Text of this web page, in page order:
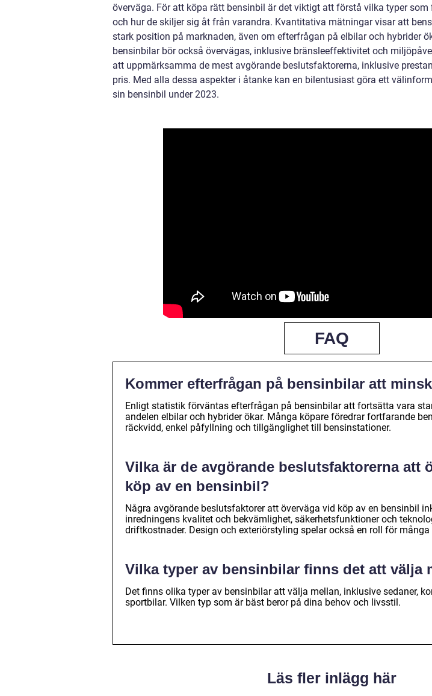
överväga. För att köpa rätt bensinbil är det viktigt att förstå vilka typer
och hur de skiljer sig åt från varandra. Kvantitativa mätningar visar att
stark position på marknaden, även om efterfrågan på elbilar och hybrider
bensinbilar bör också övervägas, inklusive bränsleeffektivitet och
att uppmärksamma de mest avgörande beslutsfaktorerna, inklusive
pris. Med alla dessa aspekter i åtanke kan en bilentusiast göra ett
sin bensinbil under 2023.
FAQ
Kommer efterfrågan på bensinbilar att
Enligt statistik förväntas efterfrågan på bensinbilar att fortsätta vara
andelen elbilar och hybrider ökar. Många köpare föredrar fortfarande
räckvidd, enkel påfyllning och tillgänglighet till bensinstationer.
Vilka är de avgörande beslutsfaktorerna att
köp av en bensinbil?
Några avgörande beslutsfaktorer att överväga vid köp av en bensinbil
inredningens kvalitet och bekvämlighet, säkerhetsfunktioner och
driftkostnader. Design och exteriörstyling spelar också en roll för många
Vilka typer av bensinbilar finns det att välja
Det finns olika typer av bensinbilar att välja mellan, inklusive sedaner,
sportbilar. Vilken typ som är bäst beror på dina behov och livsstil.
Läs fler inlägg här